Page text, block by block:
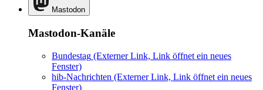
Mastodon
Mastodon-Kanäle
Bundestag (Externer Link, Link öffnet ein neues
Fenster)
hib-Nachrichten (Externer Link, Link öffnet ein neues
Fenster)